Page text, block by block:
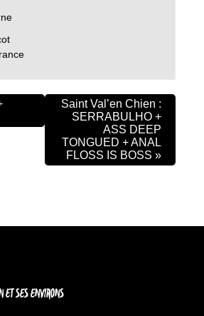
Saint Val’en Chien :
SERRABULHO +
ASS DEEP
TONGUED + ANAL
FLOSS IS BOSS »
ET SES ENVIRONS